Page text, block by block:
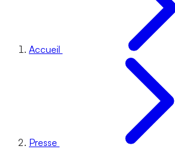
Accueil
Presse